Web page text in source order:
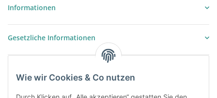
Wie wir Cookies & Co nutzen
Informationen
Gesetzliche Informationen